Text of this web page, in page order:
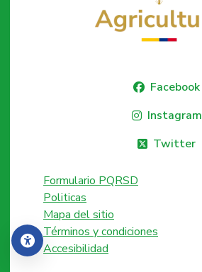
Accesibilidad
Facebook
Instagram
Twitter
Formulario PQRSD
Politicas
Mapa del sitio
Términos y condiciones
Accesibilidad